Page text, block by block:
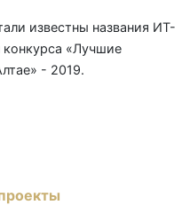
известны названия ИТ-
«Лучшие
- 2019.